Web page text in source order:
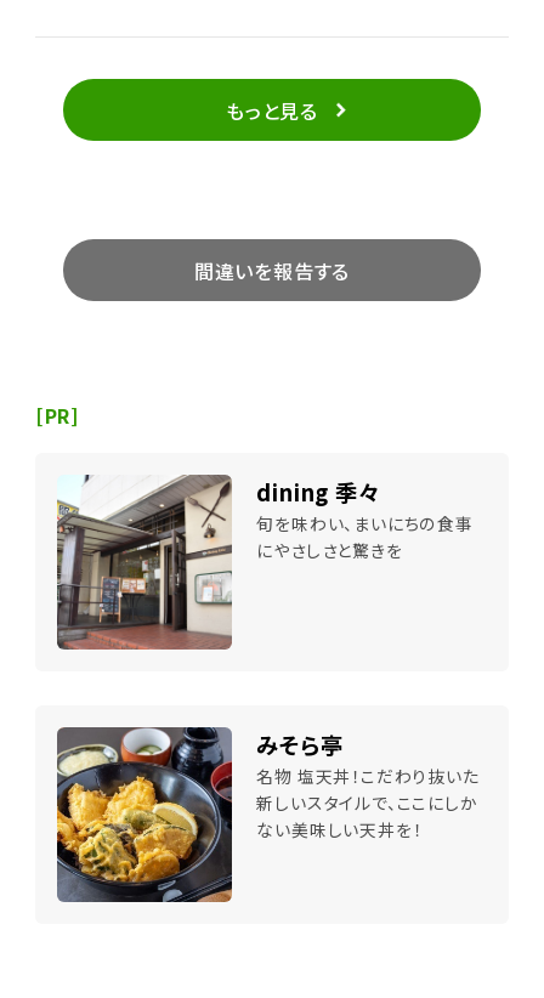
もっと見る
間違いを報告する
[PR]
dining 季々
旬を味わい、まいにちの食事
にやさしさと驚きを
みそら亭
名物 塩天丼！こだわり抜いた
新しいスタイルで、ここにしか
ない美味しい天丼を！